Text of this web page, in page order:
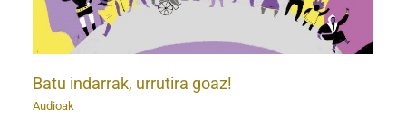
Batu indarrak, urrutira goaz!
Audioak